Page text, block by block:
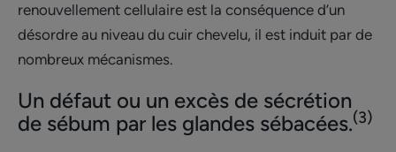
renouvellement cellulaire est la conséquence d’un
désordre au niveau du cuir chevelu, il est induit par de
nombreux mécanismes.
Un défaut ou un excès de sécrétion
de sébum par les glandes sébacées.(3)